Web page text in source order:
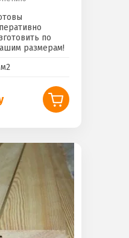
по
размерам!